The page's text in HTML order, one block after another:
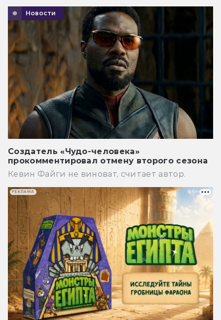
Новости
Создатель «Чудо-человека»
прокомментировал отмену второго сезона
Кевин Файги не виноват, считает автор.
РЕКЛАМА